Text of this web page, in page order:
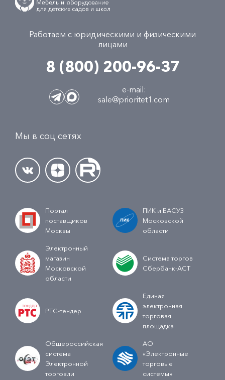
Работаем с юридическими и физическими
лицами
8 (800) 200-96-37
e-mail:
sale@prioritet1.com
Мы в соц сетях
Портал
поставщиков
Москвы
ПИК и ЕАСУЗ
Московской
области
Электронный
магазин
Московской
области
Система торгов
Сбербанк-АСТ
РТС-тендер
Единая
электронная
торговая
площадка
Общероссийская
система
Электронной
торговли
АО
«Электронные
торговые
системы»